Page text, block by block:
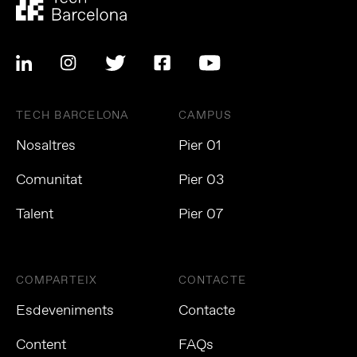
TECH BARCELONA
Nosaltres
Comunitat
Talent
CAMPUS
Pier 01
Pier 03
Pier 07
COMPARTEIX
Esdeveniments
Content
CONTACTE
Contacte
FAQs